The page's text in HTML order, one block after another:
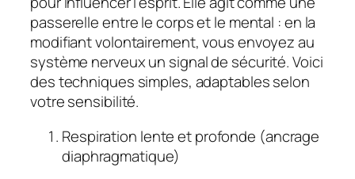
passerelle entre le corps et le mental : en la
modifiant volontairement, vous envoyez au
système nerveux un signal de sécurité. Voici
des techniques simples, adaptables selon
votre sensibilité.
Respiration lente et profonde (ancrage
diaphragmatique)